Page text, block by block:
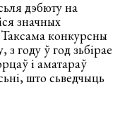
дэбюту на
значных
конкурсны
году ў год зьбірае
і аматараў
што сьведчыць